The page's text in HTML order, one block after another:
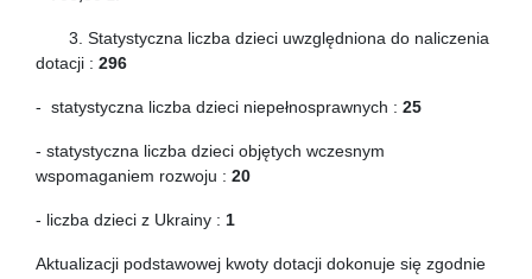
3. Statystyczna liczba dzieci uwzględniona do naliczenia
dotacji : 296
- statystyczna liczba dzieci niepełnosprawnych : 25
- statystyczna liczba dzieci objętych wczesnym
wspomaganiem rozwoju : 20
- liczba dzieci z Ukrainy : 1
Aktualizacji podstawowej kwoty dotacji dokonuje się zgodnie